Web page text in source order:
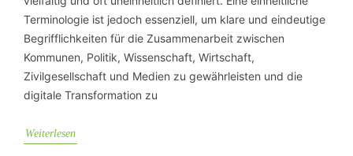
Terminologie ist jedoch essenziell, um klare und eindeutige
Begrifflichkeiten für die Zusammenarbeit zwischen
Kommunen, Politik, Wissenschaft, Wirtschaft,
Zivilgesellschaft und Medien zu gewährleisten und die
digitale Transformation zu
Weiterlesen